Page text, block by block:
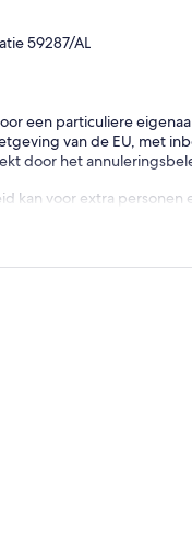
59287/AL
een particuliere
van de EU, met
door het
kan voor extra